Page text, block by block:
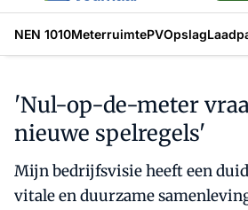
NEN 1010MeterruimtePVOpslag
'Nul-op-de-meter
nieuwe spelregels'
Mijn bedrijfsvisie heeft een
vitale en duurzame